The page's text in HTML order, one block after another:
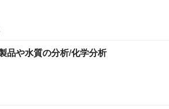
品や水質の分析/化学分析